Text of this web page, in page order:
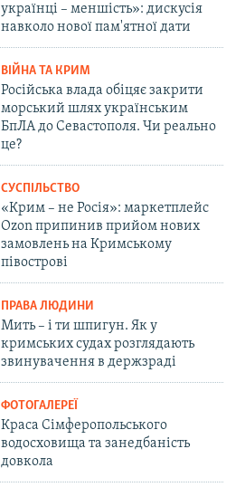
українці – меншість»: дискусія
навколо нової пам'ятної дати
ВІЙНА ТА КРИМ
Російська влада обіцяє закрити
морський шлях українським
БпЛА до Севастополя. Чи реально
це?
СУСПІЛЬСТВО
«Крим – не Росія»: маркетплейс
Ozon припинив прийом нових
замовлень на Кримському
півострові
ПРАВА ЛЮДИНИ
Мить – і ти шпигун. Як у
кримських судах розглядають
звинувачення в держзраді
ФОТОГАЛЕРЕЇ
Краса Сімферопольського
водосховища та занедбаність
довкола